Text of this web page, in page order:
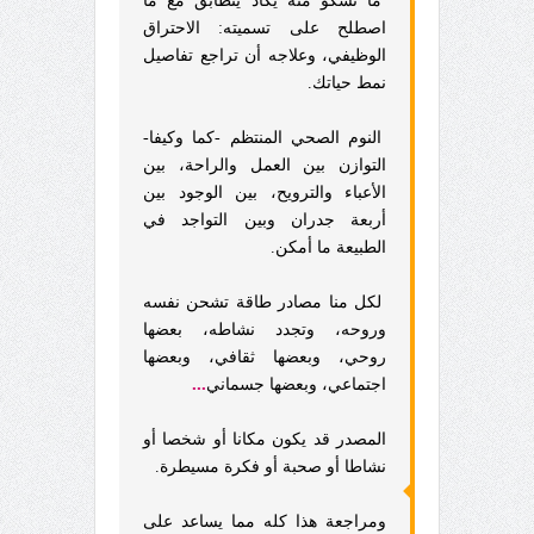
اصطلح على تسميته: الاحتراق
الوظيفي، وعلاجه أن تراجع تفاصيل
نمط حياتك.
النوم الصحي المنتظم -كما وكيفا-
التوازن بين العمل والراحة، بين
الأعباء والترويح، بين الوجود بين
أربعة جدران وبين التواجد في
الطبيعة ما أمكن.
لكل منا مصادر طاقة تشحن نفسه
وروحه، وتجدد نشاطه، بعضها
روحي، وبعضها ثقافي، وبعضها
اجتماعي، وبعضها جسماني...
المصدر قد يكون مكانا أو شخصا أو
نشاطا أو صحبة أو فكرة مسيطرة.
ومراجعة هذا كله مما يساعد على